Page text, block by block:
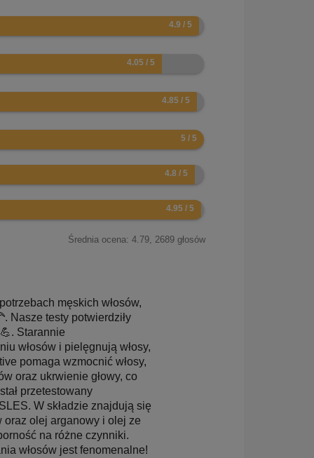
Średnia ocena: 4.79, 2689 głosów
męskich włosów,
Nasze testy potwierdziły
Starannie
włosów i pielęgnują włosy,
pomaga wzmocnić włosy,
oraz ukrwienie głowy, co
przetestowany
W składzie znajdują się
oraz olej arganowy i olej ze
na różne czynniki.
włosów jest fenomenalne!